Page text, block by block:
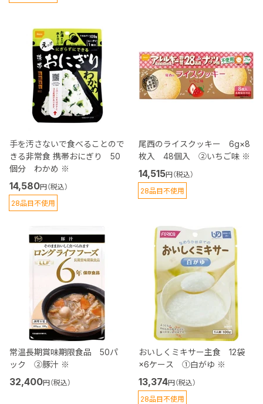
手を汚さないで食べることので
きる非常食 携帯おにぎり 50
個分 わかめ ※
14,580円（税込）
28品目不使用
尾西のライスクッキー 6g×8
枚入 48個入 ②いちご味 ※
14,515円（税込）
28品目不使用
常温長期賞味期限食品 50パ
ック ②豚汁 ※
32,400円（税込）
おいしくミキサー主食 12袋
×6ケース ①白がゆ ※
13,374円（税込）
28品目不使用